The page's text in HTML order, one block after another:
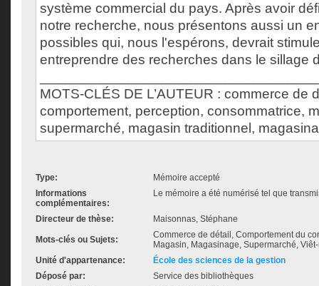
système commercial du pays. Après avoir
notre recherche, nous présentons aussi un
possibles qui, nous l'espérons, devrait
entreprendre des recherches dans le sillage
MOTS-CLÉS DE L’AUTEUR : commerce de
comportement, perception, consommatrice,
supermarché, magasin traditionnel,
Type:
Mémoire accepté
Informations
complémentaires:
Le mémoire a été numérisé tel que
Directeur de thèse: Maisonnas, Stéphane
Mots-clés ou Sujets:
Commerce de détail, Comportement du
Magasin, Magasinage, Supermarché,
Unité d'appartenance:
École des sciences de la gestion
Déposé par:
Service des bibliothèques